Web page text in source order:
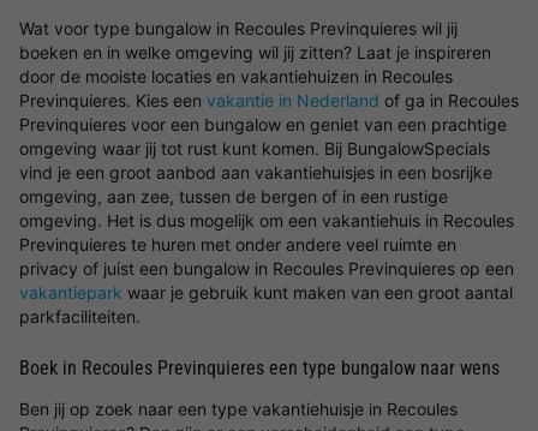
Wat voor type bungalow in Recoules Previnquieres wil jij
boeken en in welke omgeving wil jij zitten? Laat je inspireren
door de mooiste locaties en vakantiehuizen in Recoules
Previnquieres. Kies een vakantie in Nederland of ga in Recoules
Previnquieres voor een bungalow en geniet van een prachtige
omgeving waar jij tot rust kunt komen. Bij BungalowSpecials
vind je een groot aanbod aan vakantiehuisjes in een bosrijke
omgeving, aan zee, tussen de bergen of in een rustige
omgeving. Het is dus mogelijk om een vakantiehuis in Recoules
Previnquieres te huren met onder andere veel ruimte en
privacy of juist een bungalow in Recoules Previnquieres op een
vakantiepark waar je gebruik kunt maken van een groot aantal
parkfaciliteiten.
Boek in Recoules Previnquieres een type bungalow naar wens
Ben jij op zoek naar een type vakantiehuisje in Recoules